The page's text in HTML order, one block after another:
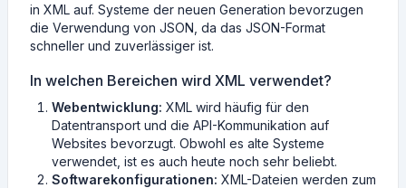
in XML auf. Systeme der neuen Generation bevorzugen
die Verwendung von JSON, da das JSON-Format
schneller und zuverlässiger ist.
In welchen Bereichen wird XML verwendet?
Webentwicklung: XML wird häufig für den
Datentransport und die API-Kommunikation auf
Websites bevorzugt. Obwohl es alte Systeme
verwendet, ist es auch heute noch sehr beliebt.
Softwarekonfigurationen: XML-Dateien werden zum